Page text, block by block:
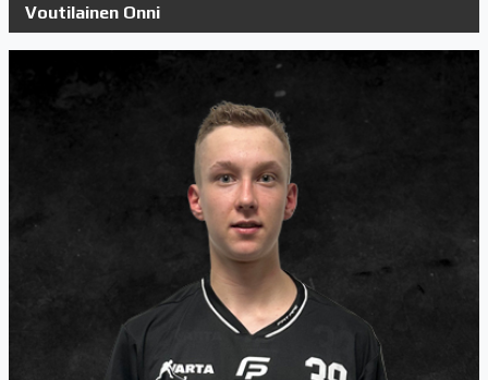
Voutilainen Onni